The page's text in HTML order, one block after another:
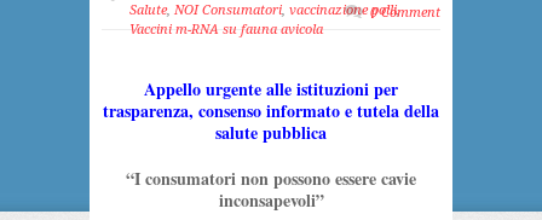
Salute, NOI Consumatori, vaccinazione polli,
Vaccini m-RNA su fauna avicola
0 Comment
Appello urgente alle istituzioni per
trasparenza, consenso informato e tutela della
salute pubblica
“I consumatori non possono essere cavie
inconsapevoli”